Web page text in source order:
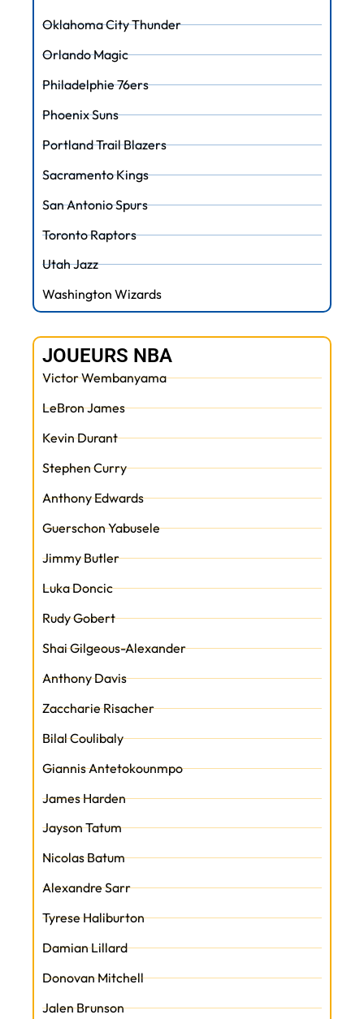
Oklahoma City Thunder
Orlando Magic
Philadelphie 76ers
Phoenix Suns
Portland Trail Blazers
Sacramento Kings
San Antonio Spurs
Toronto Raptors
Utah Jazz
Washington Wizards
JOUEURS NBA
Victor Wembanyama
LeBron James
Kevin Durant
Stephen Curry
Anthony Edwards
Guerschon Yabusele
Jimmy Butler
Luka Doncic
Rudy Gobert
Shai Gilgeous-Alexander
Anthony Davis
Zaccharie Risacher
Bilal Coulibaly
Giannis Antetokounmpo
James Harden
Jayson Tatum
Nicolas Batum
Alexandre Sarr
Tyrese Haliburton
Damian Lillard
Donovan Mitchell
Jalen Brunson